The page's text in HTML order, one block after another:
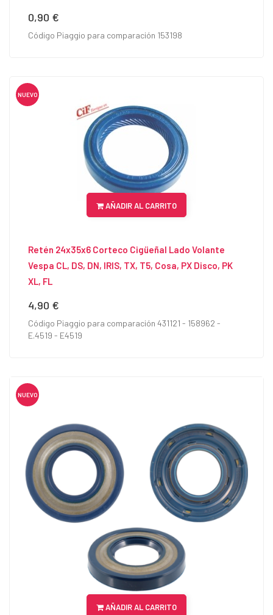
Precio
0,90 €
Código Piaggio para comparación 153198
NUEVO
AÑADIR AL CARRITO
Retén 24x35x6 Corteco Cigüeñal Lado Volante
Vespa CL, DS, DN, IRIS, TX, T5, Cosa, PX Disco, PK
XL, FL
Precio
4,90 €
Código Piaggio para comparación 431121 - 158962 -
E.4519 - E4519
NUEVO
AÑADIR AL CARRITO